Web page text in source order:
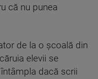
că nu punea
de la o şcoală din
elevii se
dacă scrii